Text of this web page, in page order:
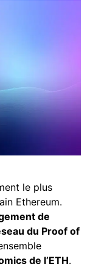
le plus
Ethereum.
de
du Proof of
de l’ETH.